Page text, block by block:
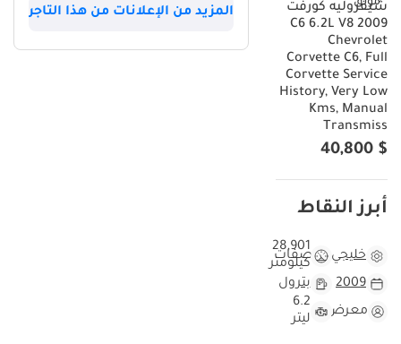
شيفروليه كورفت
C6 6.2L V8 2009
Chevrolet
Corvette C6, Full
Corvette Service
History, Very Low
Kms, Manual
Transmiss
$ 40,800
أبرز النقاط
خليجي مواصفات
28,901
كيلومتر
2009
بترول
معرض
6.2
ليتر
المزيد من الإعلانات من هذا التاجر